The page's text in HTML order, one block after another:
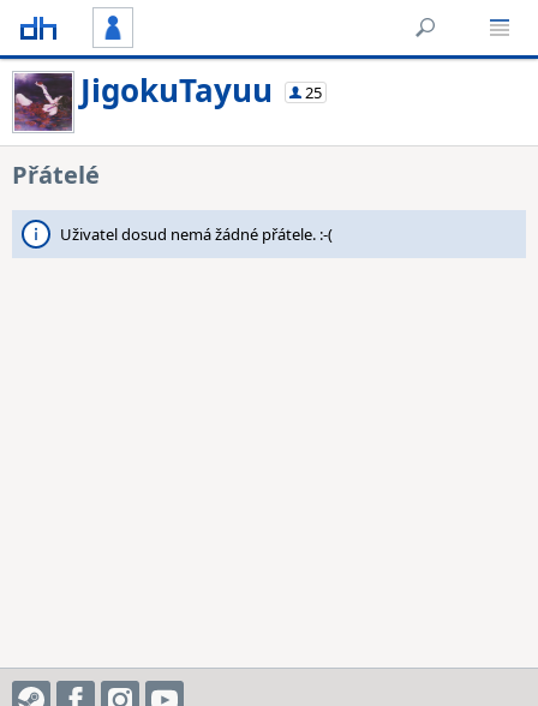
JigokuTayuu 25
Přátelé
Uživatel dosud nemá žádné přátele. :-(